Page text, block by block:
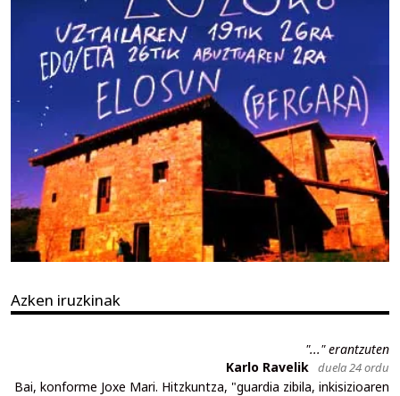
Azken iruzkinak
"..." erantzuten
Karlo Ravelik duela 24 ordu
Bai, konforme Joxe Mari. Hitzkuntza, "guardia zibila, inkisizioaren